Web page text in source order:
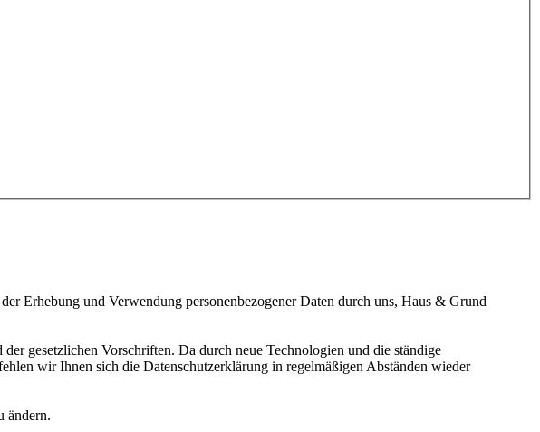
Erhebung und Verwendung personenbezogener Daten durch uns, Haus & Grund
gesetzlichen Vorschriften. Da durch neue Technologien und die ständige
wir Ihnen sich die Datenschutzerklärung in regelmäßigen Abständen wieder
ändern.